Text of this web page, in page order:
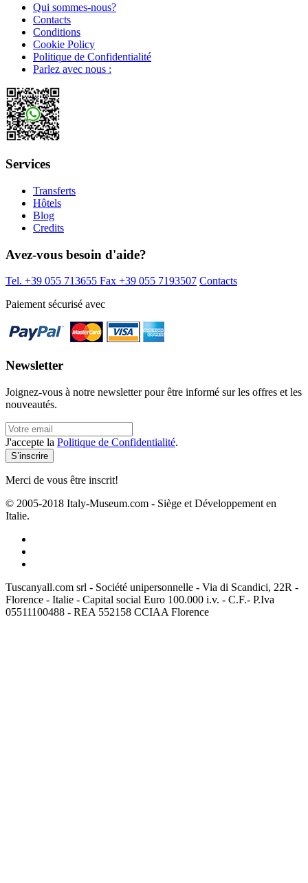
Qui sommes-nous?
Contacts
Conditions
Cookie Policy
Politique de Confidentialité
Parlez avec nous :
Services
Transferts
Hôtels
Blog
Credits
Avez-vous besoin d'aide?
Tel. +39 055 713655 Fax +39 055 7193507 Contacts
Paiement sécurisé avec
Newsletter
Joignez-vous à notre newsletter pour être informé sur les offres et les
nouveautés.
J'accepte la Politique de Confidentialité.
Merci de vous être inscrit!
© 2005-2018 Italy-Museum.com - Siège et Développement en
Italie.
Tuscanyall.com srl - Société unipersonnelle - Via di Scandici, 22R -
Florence - Italie - Capital social Euro 100.000 i.v. - C.F.- P.Iva
05511100488 - REA 552158 CCIAA Florence